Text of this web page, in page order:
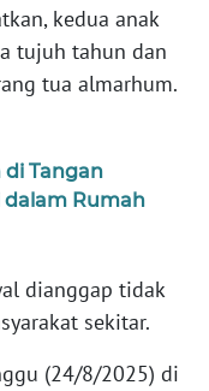
kedua anak
tujuh tahun dan
tua almarhum.
di Tangan
dalam Rumah
dianggap tidak
sekitar.
(24/8/2025) di